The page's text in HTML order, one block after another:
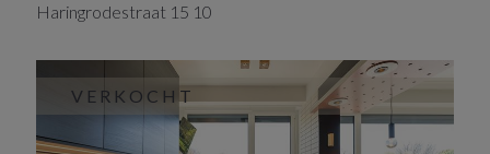
Haringrodestraat 15 10
VERKOCHT